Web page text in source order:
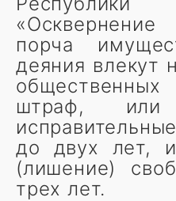
порча
деяния влекут
штраф,
до двух лет,
(лишение)
трех лет.